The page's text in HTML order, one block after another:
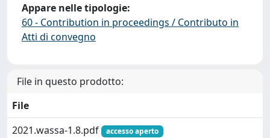
Appare nelle tipologie:
60 - Contribution in proceedings / Contributo in
Atti di convegno
File in questo prodotto:
File
2021.wassa-1.8.pdf
accesso aperto